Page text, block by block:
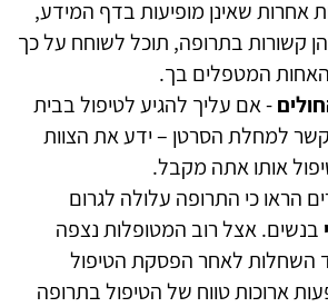
אחרות שאינן מופיעות בדף המידע,
קשורות בתרופה, תוכל לשוחח על כך
המטפלים בך.
- אם עליך להגיע לטיפול בבית
למחלת הסרטן – ידע את הצוות
אותו אתה מקבל.
הראו כי התרופה עלולה לגרום
בנשים. אצל רוב המטופלות נצפה
השחלות לאחר הפסקת הטיפול
ארוכות טווח של הטיפול בתרופה